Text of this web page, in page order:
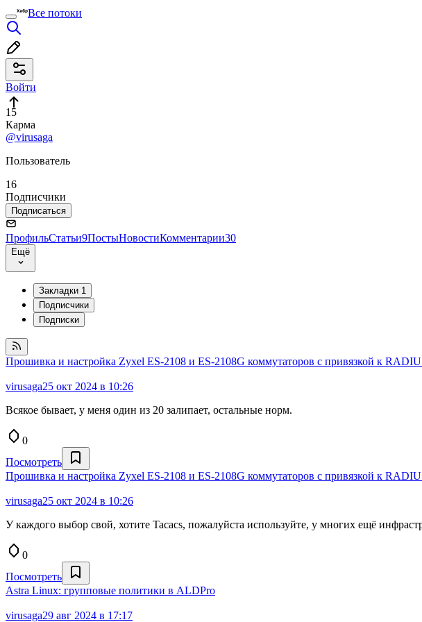
Все потоки
Войти
15
Карма
@virusaga
Пользователь
16
Подписчики
Подписаться
ПрофильСтатьи9ПостыНовостиКомментарии30
Ещё
Закладки 1
Подписчики
Подписки
Прошивка и настройка Zyxel ES-2108 и ES-2108G коммутаторов с привязкой к
virusaga25 окт 2024 в 10:26
Всякое бывает, у меня один из 20 залипает, остальные норм.
0
Посмотреть
Прошивка и настройка Zyxel ES-2108 и ES-2108G коммутаторов с привязкой к
virusaga25 окт 2024 в 10:26
У каждого выбор свой, хотите Tacacs, пожалуйста используйте, у многих ещё
0
Посмотреть
Astra Linux: групповые политики в ALDPro
virusaga29 авг 2024 в 17:17